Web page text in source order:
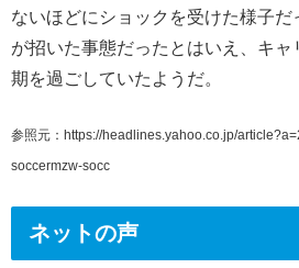
ないほどにショックを受けた様子
が招いた事態だったとはいえ、キ
期を過ごしていたようだ。
参照元：https://headlines.yahoo.co.jp/
soccermzw-socc
ネットの声